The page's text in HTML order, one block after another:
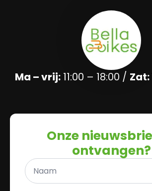
Ma – vrij:11:00 – 18:00 / Zat:
Onze
ontvangen?
Naam